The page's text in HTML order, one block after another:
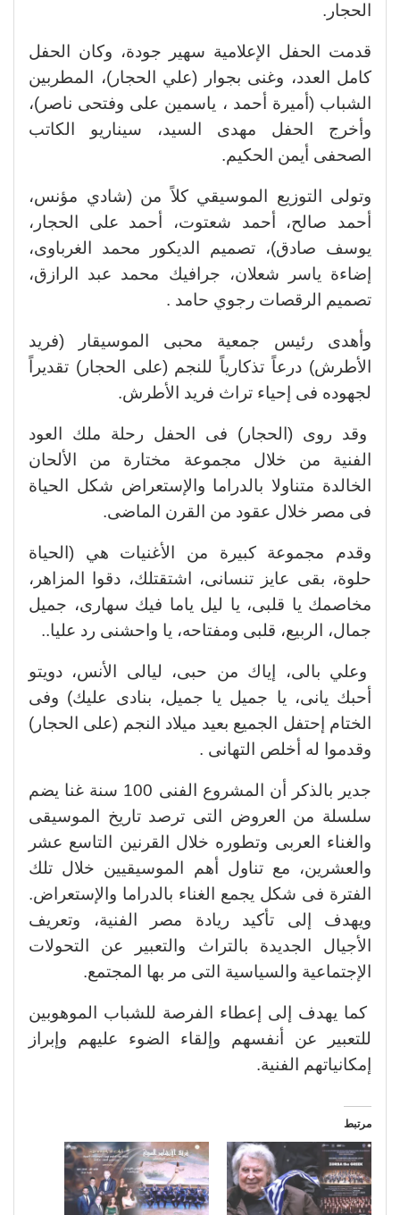
الحجار.
قدمت الحفل الإعلامية سهير جودة، وكان الحفل
كامل العدد، وغنى بجوار (علي الحجار)، المطربين
الشباب (أميرة أحمد ، ياسمين على وفتحى ناصر)،
وأخرج الحفل مهدى السيد، سيناريو الكاتب
الصحفى أيمن الحكيم.
وتولى التوزيع الموسيقي كلاً من (شادي مؤنس،
أحمد صالح، أحمد شعتوت، أحمد على الحجار،
يوسف صادق)، تصميم الديكور محمد الغرباوى،
إضاءة ياسر شعلان، جرافيك محمد عبد الرازق،
تصميم الرقصات رجوي حامد .
وأهدى رئيس جمعية محبى الموسيقار (فريد
الأطرش) درعاً تذكارياً للنجم (على الحجار) تقديراً
لجهوده فى إحياء تراث فريد الأطرش.
وقد روى (الحجار) فى الحفل رحلة ملك العود
الفنية من خلال مجموعة مختارة من الألحان
الخالدة متناولا بالدراما والإستعراض شكل الحياة
فى مصر خلال عقود من القرن الماضى.
وقدم مجموعة كبيرة من الأغنيات هي (الحياة
حلوة، بقى عايز تنسانى، اشتقتلك، دقوا المزاهر،
مخاصمك يا قلبى، يا ليل ياما فيك سهارى، جميل
جمال، الربيع، قلبى ومفتاحه، يا واحشنى رد عليا..
وعلي بالى، إياك من حبى، ليالى الأنس، دويتو
أحبك يانى، يا جميل يا جميل، بنادى عليك) وفى
الختام إحتفل الجميع بعيد ميلاد النجم (على الحجار)
وقدموا له أخلص التهانى .
جدير بالذكر أن المشروع الفنى 100 سنة غنا يضم
سلسلة من العروض التى ترصد تاريخ الموسيقى
والغناء العربى وتطوره خلال القرنين التاسع عشر
والعشرين، مع تناول أهم الموسيقيين خلال تلك
الفترة فى شكل يجمع الغناء بالدراما والإستعراض.
ويهدف إلى تأكيد ريادة مصر الفنية، وتعريف
الأجيال الجديدة بالتراث والتعبير عن التحولات
الإجتماعية والسياسية التى مر بها المجتمع.
كما يهدف إلى إعطاء الفرصة للشباب الموهوبين
للتعبير عن أنفسهم وإلقاء الضوء عليهم وإبراز
إمكانياتهم الفنية.
مرتبط